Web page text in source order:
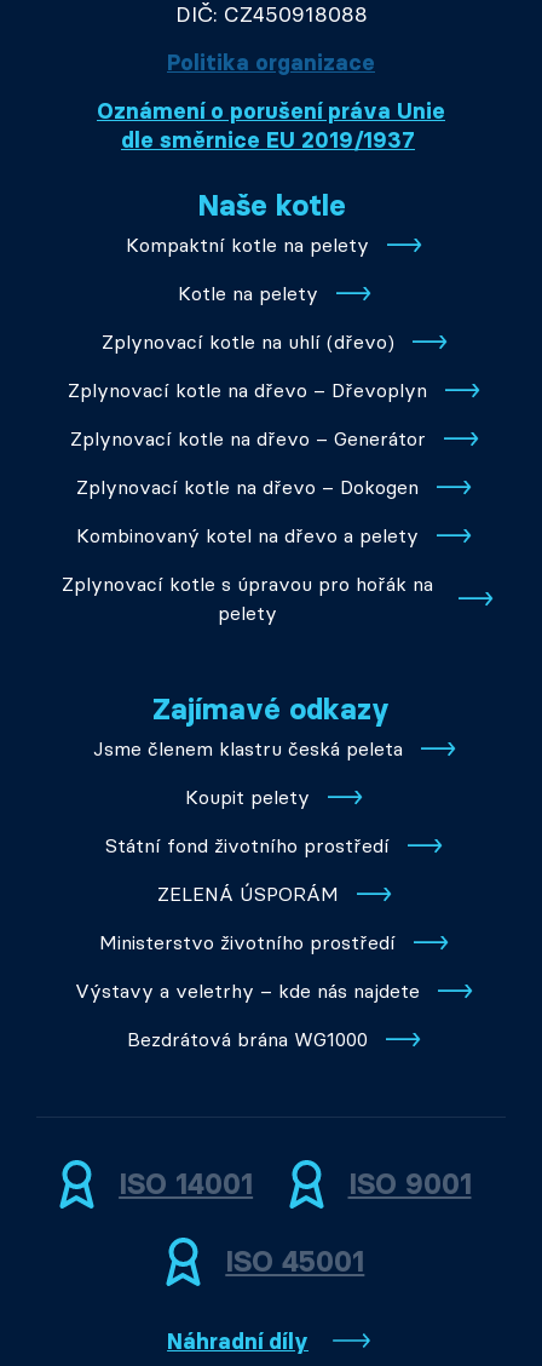
DIČ: CZ450918088
Politika organizace
Oznámení o porušení práva Unie
dle směrnice EU 2019/1937
Naše kotle
Kompaktní kotle na pelety
Kotle na pelety
Zplynovací kotle na uhlí (dřevo)
Zplynovací kotle na dřevo – Dřevoplyn
Zplynovací kotle na dřevo – Generátor
Zplynovací kotle na dřevo – Dokogen
Kombinovaný kotel na dřevo a pelety
Zplynovací kotle s úpravou pro hořák na
pelety
Zajímavé odkazy
Jsme členem klastru česká peleta
Koupit pelety
Státní fond životního prostředí
ZELENÁ ÚSPORÁM
Ministerstvo životního prostředí
Výstavy a veletrhy – kde nás najdete
Bezdrátová brána WG1000
ISO 14001 ISO 9001
ISO 45001
Náhradní díly